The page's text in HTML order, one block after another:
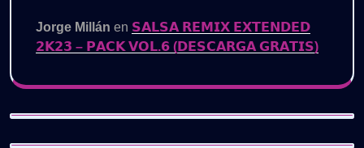
Jorge Millán en 𝗦𝗔𝗟𝗦𝗔 𝗥𝗘𝗠𝗜𝗫 𝗘𝗫𝗧𝗘𝗡𝗗𝗘𝗗
𝟮𝗞𝟮𝟯 – 𝗣𝗔𝗖𝗞 𝗩𝗢𝗟.𝟲 (𝗗𝗘𝗦𝗖𝗔𝗥𝗚𝗔 𝗚𝗥𝗔𝗧𝗜𝗦)